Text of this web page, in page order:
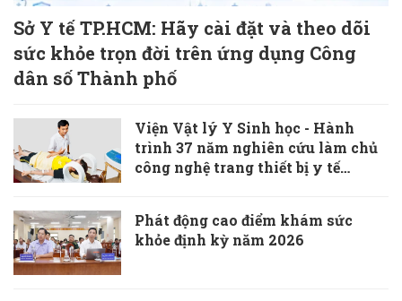
Sở Y tế TP.HCM: Hãy cài đặt và theo dõi
sức khỏe trọn đời trên ứng dụng Công
dân số Thành phố
Viện Vật lý Y Sinh học - Hành
trình 37 năm nghiên cứu làm chủ
công nghệ trang thiết bị y tế
Phát động cao điểm khám sức
khỏe định kỳ năm 2026